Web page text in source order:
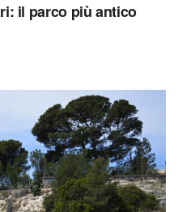
il parco più antico